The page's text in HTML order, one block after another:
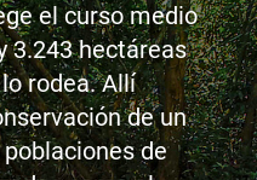
el curso medio
3.243 hectáreas
rodea. Allí
de un
de